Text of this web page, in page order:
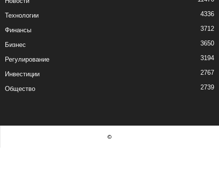
Технологии 4336
Финансы 3712
Бизнес 3650
Регулирование 3194
Инвестиции 2767
Общество 2739
©